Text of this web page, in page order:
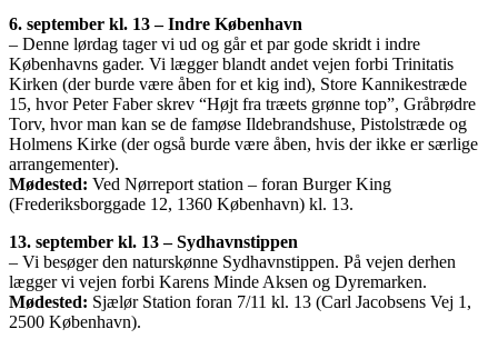
6. september kl. 13 – Indre København
– Denne lørdag tager vi ud og går et par gode skridt i indre
Københavns gader. Vi lægger blandt andet vejen forbi Trinitatis
Kirken (der burde være åben for et kig ind), Store Kannikestræde
15, hvor Peter Faber skrev “Højt fra træets grønne top”, Gråbrødre
Torv, hvor man kan se de famøse Ildebrandshuse, Pistolstræde og
Holmens Kirke (der også burde være åben, hvis der ikke er særlige
arrangementer).
Mødested: Ved Nørreport station – foran Burger King
(Frederiksborggade 12, 1360 København) kl. 13.
13. september kl. 13 – Sydhavnstippen
– Vi besøger den naturskønne Sydhavnstippen. På vejen derhen
lægger vi vejen forbi Karens Minde Aksen og Dyremarken.
Mødested: Sjælør Station foran 7/11 kl. 13 (Carl Jacobsens Vej 1,
2500 København).